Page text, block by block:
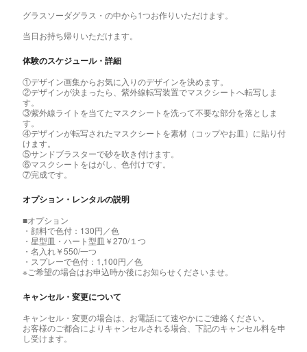
グラスソーダグラス・の中から1つお作りいただけます。
当日お持ち帰りいただけます。
体験のスケジュール・詳細
①デザイン画集からお気に入りのデザインを決めます。
②デザインが決まったら、紫外線転写装置でマスクシートへ転写しま
す。
③紫外線ライトを当てたマスクシートを洗って不要な部分を落としま
す。
④デザインが転写されたマスクシートを素材（コップやお皿）に貼り付
けます。
⑤サンドブラスターで砂を吹き付けます。
⑥マスクシートをはがし、色付けです。
⑦完成です。
オプション・レンタルの説明
■オプション
・顔料で色付：130円／色
・星型皿・ハート型皿￥270/１つ
・名入れ￥550/一つ
・スプレーで色付：1,100円／色
※ご希望の場合はお申込時か後にお知らせくださいませ。
キャンセル・変更について
キャンセル・変更の場合は、お電話にて速やかにご連絡ください。
お客様のご都合によりキャンセルされる場合、下記のキャンセル料を申
し受けます。